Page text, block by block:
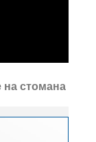
на стомана